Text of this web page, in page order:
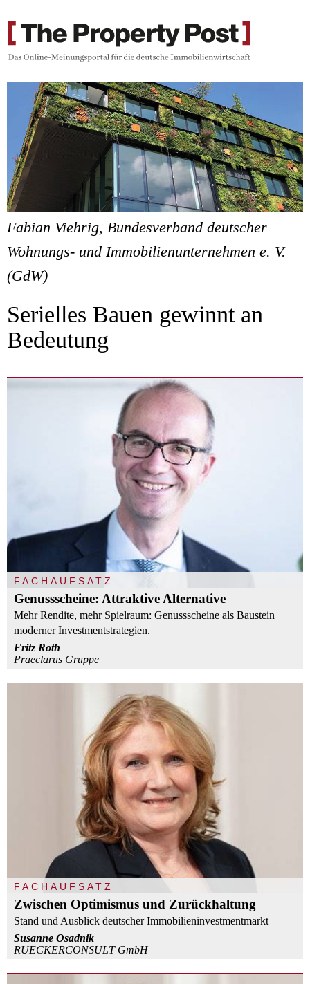
Fabian Viehrig, Bundesverband deutscher
Wohnungs- und Immobilienunternehmen e. V.
(GdW)
Serielles Bauen gewinnt an
Bedeutung
FACHAUFSATZ
Genussscheine: Attraktive Alternative
Mehr Rendite, mehr Spielraum: Genussscheine als Baustein
moderner Investmentstrategien.
Fritz Roth
Praeclarus Gruppe
FACHAUFSATZ
Zwischen Optimismus und Zurückhaltung
Stand und Ausblick deutscher Immobilieninvestmentmarkt
Susanne Osadnik
RUECKERCONSULT GmbH